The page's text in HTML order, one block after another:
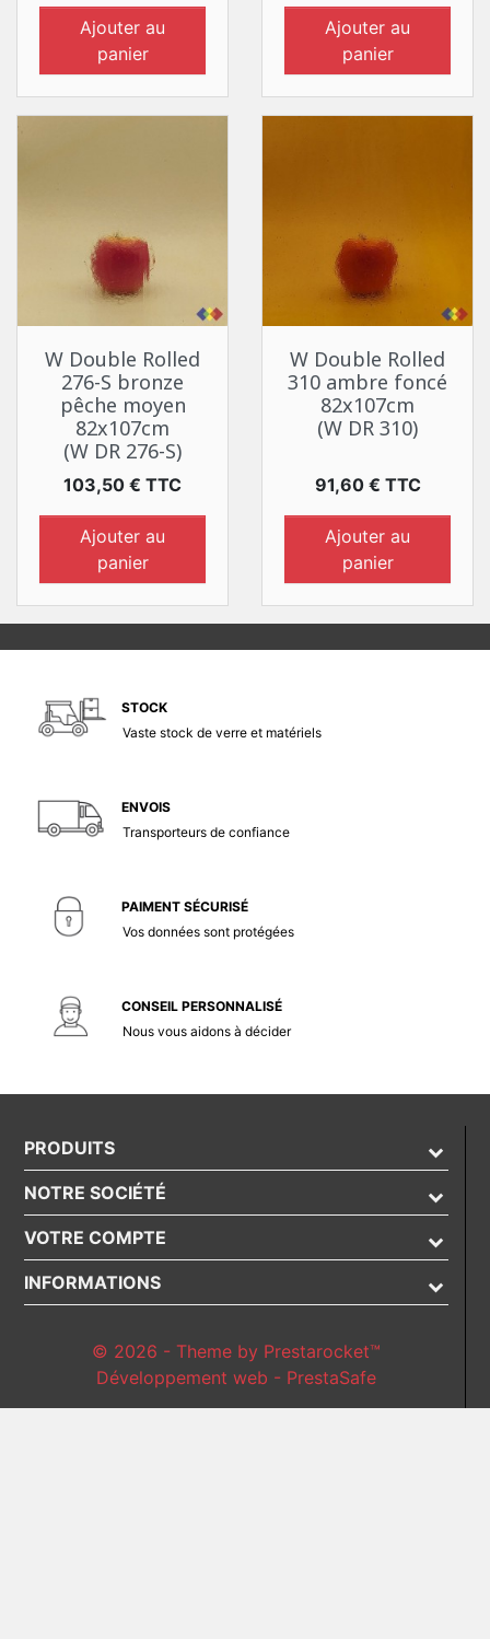
Ajouter au
panier
Ajouter au
panier
W Double Rolled
276-S bronze
pêche moyen
82x107cm
(W DR 276-S)
Prix
103,50 € TTC
Ajouter au
panier
W Double Rolled
310 ambre foncé
82x107cm
(W DR 310)
Prix
91,60 € TTC
Ajouter au
panier
STOCK
Vaste stock de verre et matériels
ENVOIS
Transporteurs de confiance
PAIMENT SÉCURISÉ
Vos données sont protégées
CONSEIL PERSONNALISÉ
Nous vous aidons à décider
PRODUITS
NOTRE SOCIÉTÉ
VOTRE COMPTE
INFORMATIONS
© 2026 - Theme by Prestarocket™
Développement web - PrestaSafe